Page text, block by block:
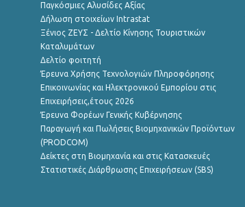
Παγκόσμιες Αλυσίδες Αξίας
Δήλωση στοιχείων Intrastat
Ξένιος ΖΕΥΣ - Δελτίο Κίνησης Τουριστικών
Καταλυμάτων
Δελτίο φοιτητή
Έρευνα Χρήσης Τεχνολογιών Πληροφόρησης
Επικοινωνίας και Ηλεκτρονικού Εμπορίου στις
Επιχειρήσεις,έτους 2026
Έρευνα Φορέων Γενικής Κυβέρνησης
Παραγωγή και Πωλήσεις Βιομηχανικών Προϊόντων
(PRODCOM)
Δείκτες στη Βιομηχανία και στις Κατασκευές
Στατιστικές Διάρθρωσης Επιχειρήσεων (SBS)